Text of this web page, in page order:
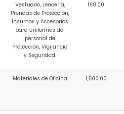
Vestuario, Lencería,
Prendas de Protección,
Insumos y Accesorios
para uniformes del
personal de
Protección, Vigilancia
y Seguridad.
180.00
Materiales de Oficina 1,500.00